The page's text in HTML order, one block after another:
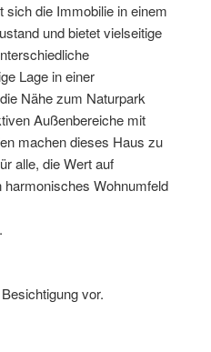
sich die Immobilie in einem
und bietet vielseitige
Lage in einer
Nähe zum Naturpark
Außenbereiche mit
machen dieses Haus zu
alle, die Wert auf
harmonisches Wohnumfeld
vor.